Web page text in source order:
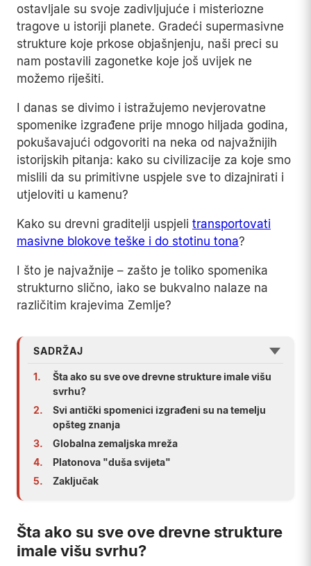
ostavljale su svoje zadivljujuće i misteriozne
tragove u istoriji planete. Gradeći supermasivne
strukture koje prkose objašnjenju, naši preci su
nam postavili zagonetke koje još uvijek ne
možemo riješiti.
I danas se divimo i istražujemo nevjerovatne
spomenike izgrađene prije mnogo hiljada godina,
pokušavajući odgovoriti na neka od najvažnijih
istorijskih pitanja: kako su civilizacije za koje smo
mislili da su primitivne uspjele sve to dizajnirati i
utjeloviti u kamenu?
Kako su drevni graditelji uspjeli transportovati
masivne blokove teške i do stotinu tona?
I što je najvažnije – zašto je toliko spomenika
strukturno slično, iako se bukvalno nalaze na
različitim krajevima Zemlje?
SADRŽAJ
1.
Šta ako su sve ove drevne strukture imale višu
svrhu?
2.
Svi antički spomenici izgrađeni su na temelju
opšteg znanja
3.
Globalna zemaljska mreža
4.
Platonova "duša svijeta"
5.
Zaključak
Šta ako su sve ove drevne strukture
imale višu svrhu?